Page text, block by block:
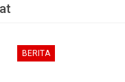
BERITA